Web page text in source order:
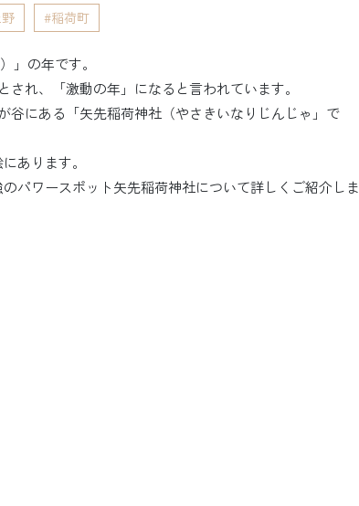
野 稲荷町
」の年です。
れ、「激動の年」になると言われています。
谷にある「矢先稲荷神社（やさきいなりじんじゃ」で
あります。
パワースポット矢先稲荷神社について詳しくご紹介しま